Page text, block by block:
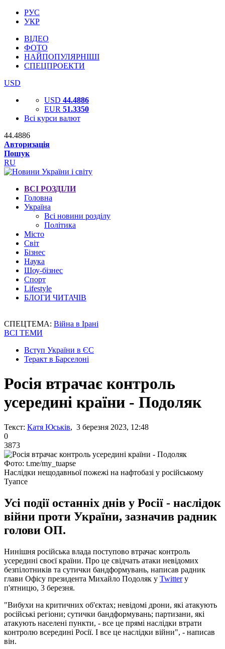
РУС
УКР
ВІДЕО
ФОТО
НАЙПОПУЛЯРНІШІ
СПЕЦПРОЕКТИ
USD
USD 44.4886
EUR 51.3350
Всі курси валют
44.4886
Авторизація
Пошук
RU
ВСІ РОЗДІЛИ
Головна
Україна
Всі новини розділу
Політика
Місто
Світ
Бізнес
Наука
Шоу-бізнес
Спорт
Lifestyle
БЛОГИ ЧИТАЧІВ
СПЕЦТЕМА: Війна в Ірані
ВСІ ТЕМИ
Вступ України в ЄС
Теракт в Барселоні
Росія втрачає контроль
усередині країни - Подоляк
Текст: Катя Юськів, 3 березня 2023, 12:48
0
3873
Фото: t.me/my_tuapse
Наслідки нещодавньої пожежі на нафтобазі у російському
Туапсе
Усі події останніх днів у Росії - наслідок
війни проти України, зазначив радник
голови ОП.
Нинішня російська влада поступово втрачає контроль
усередині своєї країни. Про це свідчать атаки невідомих
безпілотників та сутички бандформувань, написав радник
глави Офісу президента Михайло Подоляк у Twitterу
п'ятницю, 3 березня.
"Вибухи на критичних об'єктах; невідомі дрони, які атакують
російські регіони; сутички бандформувань; партизани, які
атакують населені пункти, - все це прямі наслідки втрати
контролю всередині Росії. І все це наслідки війни", - написав
він.